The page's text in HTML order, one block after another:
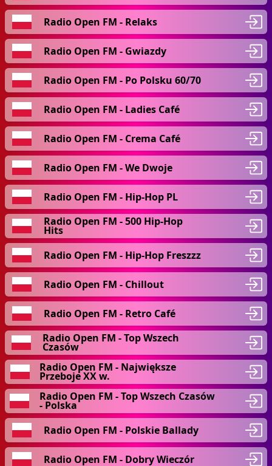
Radio Open FM - Relaks
Radio Open FM - Gwiazdy
Radio Open FM - Po Polsku 60/70
Radio Open FM - Ladies Café
Radio Open FM - Crema Café
Radio Open FM - We Dwoje
Radio Open FM - Hip-Hop PL
Radio Open FM - 500 Hip-Hop
Hits
Radio Open FM - Hip-Hop Freszzz
Radio Open FM - Chillout
Radio Open FM - Retro Café
Radio Open FM - Top Wszech
Czasów
Radio Open FM - Największe
Przeboje XX w.
Radio Open FM - Top Wszech Czasów
- Polska
Radio Open FM - Polskie Ballady
Radio Open FM - Dobry Wieczór